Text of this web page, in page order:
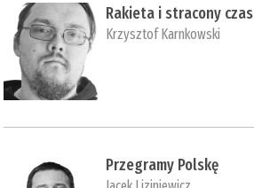
Rakieta i stracony czas
Krzysztof Karnkowski
Przegramy Polskę